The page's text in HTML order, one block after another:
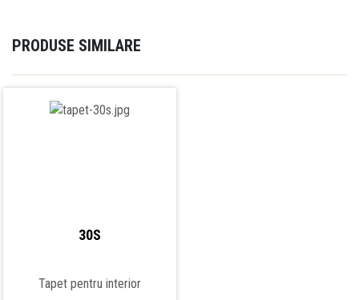
PRODUSE SIMILARE
30S
Tapet pentru interior